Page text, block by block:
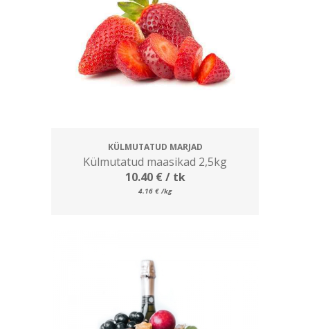
KÜLMUTATUD MARJAD
Külmutatud maasikad 2,5kg
10.40 €/ tk
4.16 € /kg